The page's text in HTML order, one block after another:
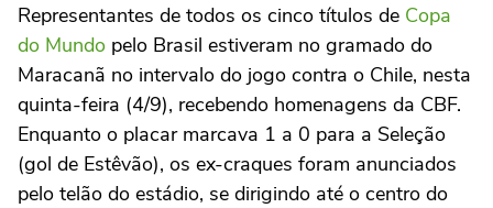
Representantes de todos os cinco títulos de Copa
do Mundo pelo Brasil estiveram no gramado do
Maracanã no intervalo do jogo contra o Chile, nesta
quinta-feira (4/9), recebendo homenagens da CBF.
Enquanto o placar marcava 1 a 0 para a Seleção
(gol de Estêvão), os ex-craques foram anunciados
pelo telão do estádio, se dirigindo até o centro do